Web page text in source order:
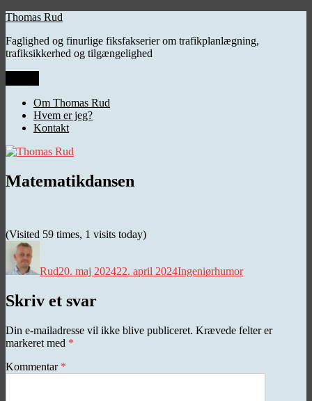
Videre
indhold
Thomas Rud
Faglighed og finurlige fiksfakserier om trafikplanlægning,
trafiksikkerhed og tilgængelighed
Om Thomas Rud
Hvem er jeg?
Kontakt
Matematikdansen
(Visited 59 times, 1 visits today)
Rud20. maj 202422. april 2024Ingeniørhumor
Skriv et svar
Din e-mailadresse vil ikke blive publiceret. Krævede felter er
markeret med *
Kommentar *